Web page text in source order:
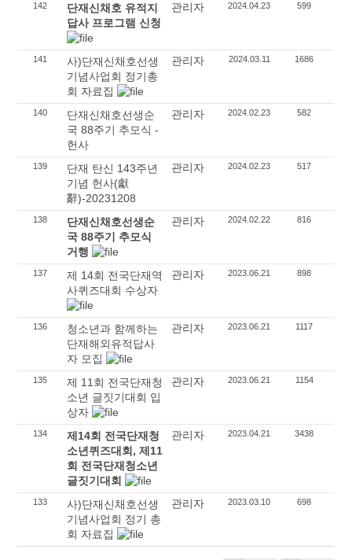
142
단재신채호 유적지
답사 프로그램 신청
관리자 2024.04.23 599
141
사)단재신채호선생
기념사업회 정기총
회 자료집
관리자 2024.03.11 1686
140
단재신채호선생순
국 88주기 추모식 -
헌사
관리자 2024.02.23 582
139
단재 탄신 143주년
기념 헌사(獻
辭)-20231208
관리자 2024.02.23 517
138
단재신채호선생순
국 88주기 추모식
거행
관리자 2024.02.22 816
137
제 14회 전국단재역
사퀴즈대회 수상자
관리자 2023.06.21 898
136
청소년과 함께하는
단재해외유적답사
자 모집
관리자 2023.06.21 1117
135
제 11회 전국단재청
소년 글짓기대회 입
상자
관리자 2023.06.21 1154
134
제14회 전국단재청
소년퀴즈대회, 제11
회 전국단재청소년
글짓기대회
관리자 2023.04.21 3438
133
사)단재신채호선생
기념사업회 정기 총
회 자료집
관리자 2023.03.10 698